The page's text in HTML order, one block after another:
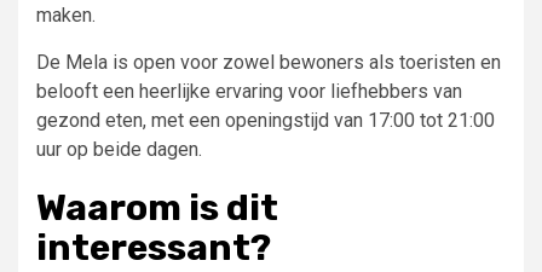
maken.
De Mela is open voor zowel bewoners als toeristen en
belooft een heerlijke ervaring voor liefhebbers van
gezond eten, met een openingstijd van 17:00 tot 21:00
uur op beide dagen.
Waarom is dit
interessant?